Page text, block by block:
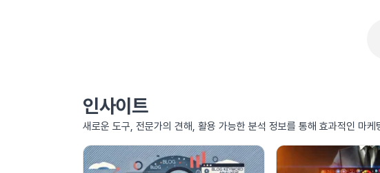
인사이트
새로운 도구, 전문가의 견해, 활용 가능한 분석 정보를 통해 효과적인 마